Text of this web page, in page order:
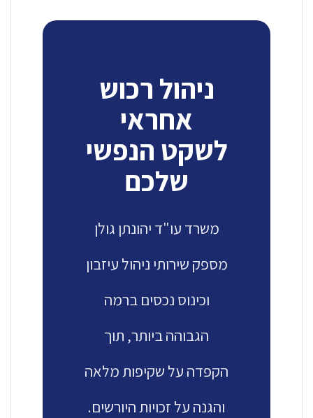
ניהול רכוש
אחראי
לשקט הנפשי
שלכם
משרד עו"ד יהונתן גולן
מספק שירותי ניהול עיזבון
וכינוס נכסים ברמה
הגבוהה ביותר, תוך
הקפדה על שקיפות מלאה
והגנה על זכויות היורשים.